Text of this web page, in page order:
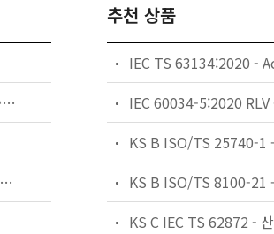
KS D 6759 - 알루미늄 및 알루미늄합금 압출 형재
KS D 3535(2017 확인) - 스프링용 스테인리스 강선
추천 상품